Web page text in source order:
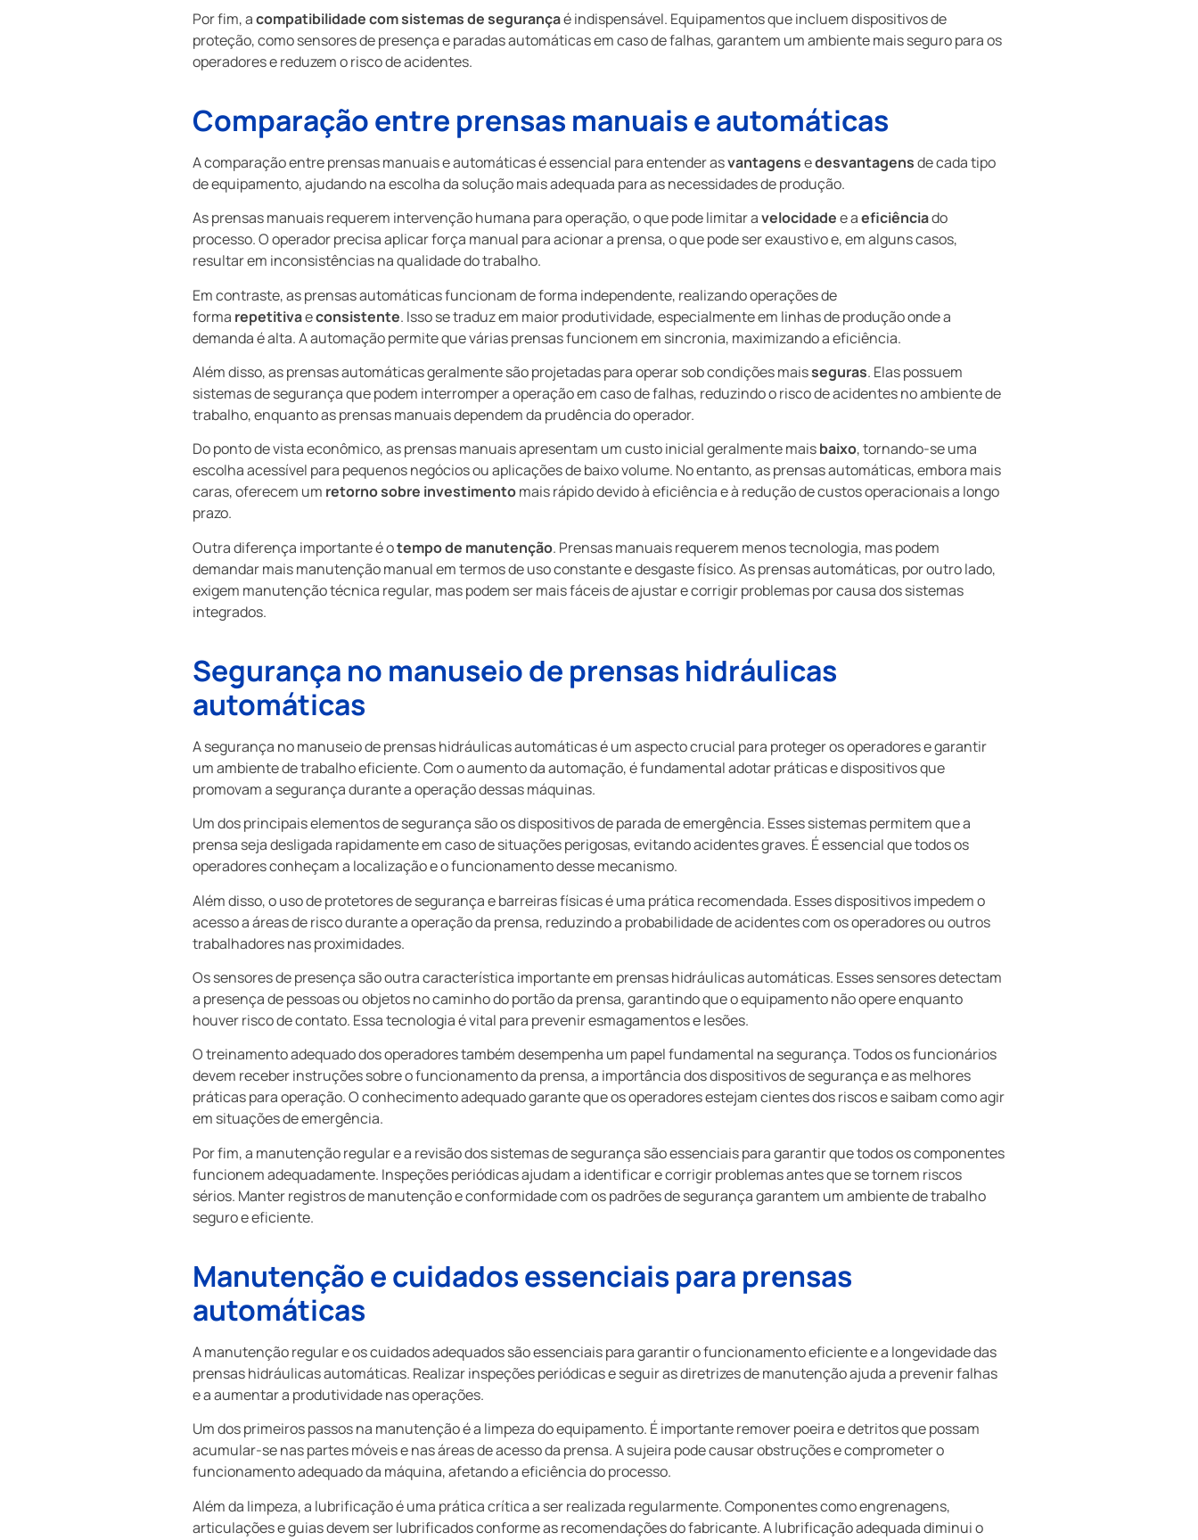
Por fim, acompatibilidade com sistemas de segurançaé indispensável. Equipamentos que incluem dispositivos de
proteção, como sensores de presença e paradas automáticas em caso de falhas, garantem um ambiente mais seguro para os
operadores e reduzem o risco de acidentes.
Comparação entre prensas manuais e automáticas
A comparação entre prensas manuais e automáticas é essencial para entender asvantagensedesvantagensde cada tipo
de equipamento, ajudando na escolha da solução mais adequada para as necessidades de produção.
As prensas manuais requerem intervenção humana para operação, o que pode limitar avelocidadee aeficiênciado
processo. O operador precisa aplicar força manual para acionar a prensa, o que pode ser exaustivo e, em alguns casos,
resultar em inconsistências na qualidade do trabalho.
Em contraste, as prensas automáticas funcionam de forma independente, realizando operações de
forma repetitivaeconsistente. Isso se traduz em maior produtividade, especialmente em linhas de produção onde a
demanda é alta. A automação permite que várias prensas funcionem em sincronia, maximizando a eficiência.
Além disso, as prensas automáticas geralmente são projetadas para operar sob condições maisseguras. Elas possuem
sistemas de segurança que podem interromper a operação em caso de falhas, reduzindo o risco de acidentes no ambiente de
trabalho, enquanto as prensas manuais dependem da prudência do operador.
Do ponto de vista econômico, as prensas manuais apresentam um custo inicial geralmente maisbaixo, tornando-se uma
escolha acessível para pequenos negócios ou aplicações de baixo volume. No entanto, as prensas automáticas, embora mais
caras, oferecem um retorno sobre investimentomais rápido devido à eficiência e à redução de custos operacionais a longo
prazo.
Outra diferença importante é otempo de manutenção. Prensas manuais requerem menos tecnologia, mas podem
demandar mais manutenção manual em termos de uso constante e desgaste físico. As prensas automáticas, por outro lado,
exigem manutenção técnica regular, mas podem ser mais fáceis de ajustar e corrigir problemas por causa dos sistemas
integrados.
Segurança no manuseio de prensas hidráulicas
automáticas
A segurança no manuseio de prensas hidráulicas automáticas é um aspecto crucial para proteger os operadores e garantir
um ambiente de trabalho eficiente. Com o aumento da automação, é fundamental adotar práticas e dispositivos que
promovam a segurança durante a operação dessas máquinas.
Um dos principais elementos de segurança são os dispositivos de parada de emergência. Esses sistemas permitem que a
prensa seja desligada rapidamente em caso de situações perigosas, evitando acidentes graves. É essencial que todos os
operadores conheçam a localização e o funcionamento desse mecanismo.
Além disso, o uso de protetores de segurança e barreiras físicas é uma prática recomendada. Esses dispositivos impedem o
acesso a áreas de risco durante a operação da prensa, reduzindo a probabilidade de acidentes com os operadores ou outros
trabalhadores nas proximidades.
Os sensores de presença são outra característica importante em prensas hidráulicas automáticas. Esses sensores detectam
a presença de pessoas ou objetos no caminho do portão da prensa, garantindo que o equipamento não opere enquanto
houver risco de contato. Essa tecnologia é vital para prevenir esmagamentos e lesões.
O treinamento adequado dos operadores também desempenha um papel fundamental na segurança. Todos os funcionários
devem receber instruções sobre o funcionamento da prensa, a importância dos dispositivos de segurança e as melhores
práticas para operação. O conhecimento adequado garante que os operadores estejam cientes dos riscos e saibam como agir
em situações de emergência.
Por fim, a manutenção regular e a revisão dos sistemas de segurança são essenciais para garantir que todos os componentes
funcionem adequadamente. Inspeções periódicas ajudam a identificar e corrigir problemas antes que se tornem riscos
sérios. Manter registros de manutenção e conformidade com os padrões de segurança garantem um ambiente de trabalho
seguro e eficiente.
Manutenção e cuidados essenciais para prensas
automáticas
A manutenção regular e os cuidados adequados são essenciais para garantir o funcionamento eficiente e a longevidade das
prensas hidráulicas automáticas. Realizar inspeções periódicas e seguir as diretrizes de manutenção ajuda a prevenir falhas
e a aumentar a produtividade nas operações.
Um dos primeiros passos na manutenção é a limpeza do equipamento. É importante remover poeira e detritos que possam
acumular-se nas partes móveis e nas áreas de acesso da prensa. A sujeira pode causar obstruções e comprometer o
funcionamento adequado da máquina, afetando a eficiência do processo.
Além da limpeza, a lubrificação é uma prática crítica a ser realizada regularmente. Componentes como engrenagens,
articulações e guias devem ser lubrificados conforme as recomendações do fabricante. A lubrificação adequada diminui o